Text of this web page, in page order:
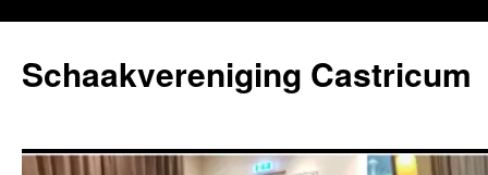
de
inhoud
Schaakvereniging Castricum